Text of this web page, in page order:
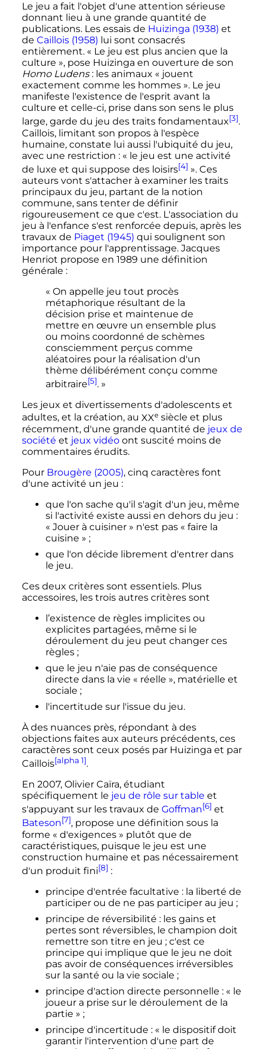
Le jeu a fait l'objet d'une attention sérieuse
donnant lieu à une grande quantité de
publications. Les essais de Huizinga (1938) et
de Caillois (1958) lui sont consacrés
entièrement. « Le jeu est plus ancien que la
culture », pose Huizinga en ouverture de son
Homo Ludens : les animaux « jouent
exactement comme les hommes ». Le jeu
manifeste l'existence de l'esprit avant la
culture et celle-ci, prise dans son sens le plus
large, garde du jeu des traits fondamentaux[3].
Caillois, limitant son propos à l'espèce
humaine, constate lui aussi l'ubiquité du jeu,
avec une restriction : « le jeu est une activité
de luxe et qui suppose des loisirs[4] ». Ces
auteurs vont s'attacher à examiner les traits
principaux du jeu, partant de la notion
commune, sans tenter de définir
rigoureusement ce que c'est. L'association du
jeu à l'enfance s'est renforcée depuis, après les
travaux de Piaget (1945) qui soulignent son
importance pour l'apprentissage. Jacques
Henriot propose en 1989 une définition
générale :
« On appelle jeu tout procès
métaphorique résultant de la
décision prise et maintenue de
mettre en œuvre un ensemble plus
ou moins coordonné de schèmes
consciemment perçus comme
aléatoires pour la réalisation d'un
thème délibérément conçu comme
arbitraire[5]. »
Les jeux et divertissements d'adolescents et
adultes, et la création, au XXe siècle et plus
récemment, d'une grande quantité de jeux de
société et jeux vidéoont suscité moins de
commentaires érudits.
Pour Brougère (2005), cinq caractères font
d'une activité un jeu :
que l'on sache qu'il s'agit d'un jeu, même
si l'activité existe aussi en dehors du jeu :
« Jouer à cuisiner » n'est pas « faire la
cuisine » ;
que l'on décide librement d'entrer dans
le jeu.
Ces deux critères sont essentiels. Plus
accessoires, les trois autres critères sont
l’existence de règles implicites ou
explicites partagées, même si le
déroulement du jeu peut changer ces
règles ;
que le jeu n'aie pas de conséquence
directe dans la vie « réelle », matérielle et
sociale ;
l'incertitude sur l'issue du jeu.
À des nuances près, répondant à des
objections faites aux auteurs précédents, ces
caractères sont ceux posés par Huizinga et par
Caillois[alpha 1].
En 2007, Olivier Caïra, étudiant
spécifiquement le jeu de rôle sur table et
s'appuyant sur les travaux de Goffman[6] et
Bateson[7], propose une définition sous la
forme « d'exigences » plutôt que de
caractéristiques, puisque le jeu est une
construction humaine et pas nécessairement
d'un produit fini[8] :
principe d'entrée facultative : la liberté de
participer ou de ne pas participer au jeu ;
principe de réversibilité : les gains et
pertes sont réversibles, le champion doit
remettre son titre en jeu ; c'est ce
principe qui implique que le jeu ne doit
pas avoir de conséquences irréversibles
sur la santé ou la vie sociale ;
principe d'action directe personnelle : « le
joueur a prise sur le déroulement de la
partie » ;
principe d'incertitude : « le dispositif doit
garantir l'intervention d'une part de